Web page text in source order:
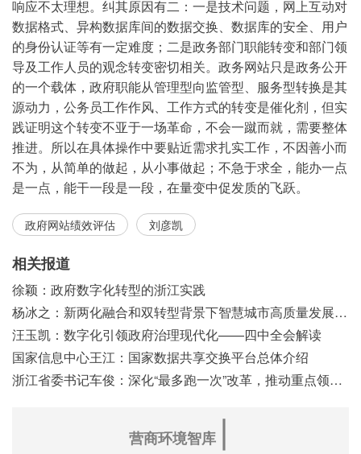
响应不太理想。纠其原因有二：一是技术问题，网上互动对
数据格式、异构数据库间的数据交换、数据库的安全、用户
的身份认证等有一定难度；二是政务部门职能转变和部门领
导及工作人员的观念转变密切相关。政务网站只是政务公开
的一个载体，政府职能从管理型向监管型、服务型转换是其
源动力，公务员工作作风、工作方式的转变是催化剂，但实
践证明这个转变不亚于一场革命，不会一蹴而就，需要整体
推进。所以在具体操作中要贴近需求扎实工作，不因善小而
不为，从简单的做起，从小事做起；不急于求全，能办一点
是一点，能干一段是一段，在量变中促发质的飞跃。
政府网站绩效评估 刘彦凯
相关报道
徐颖：政府数字化转型的浙江实践
杨冰之：新两化融合和双转型背景下智慧城市高质量发展之浅见
汪玉凯：数字化引领政府治理现代化——四中全会解读
国家信息中心王江：国家数据共享交换平台总体介绍
浙江省委书记车俊：深化“最多跑一次”改革，推动重点领域改革
营商环境智库